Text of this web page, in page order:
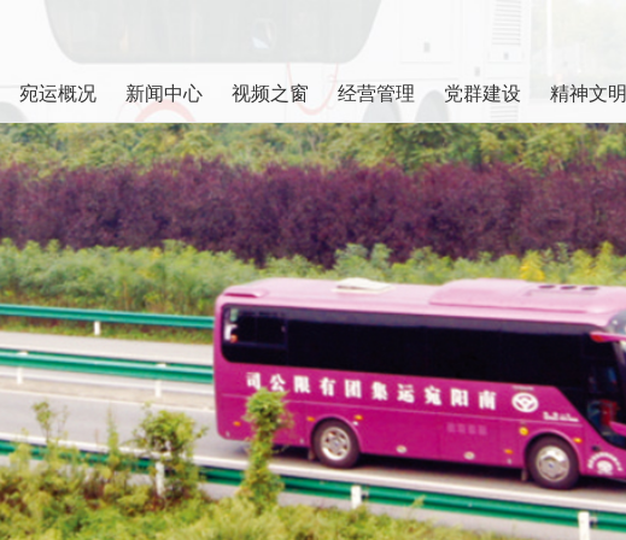
宛运概况 新闻中心 视频之窗 经营管理 党群建设 精神文明